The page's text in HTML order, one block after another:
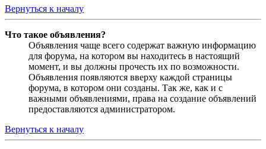
Вернуться к началу
Что такое объявления?
Объявления чаще всего содержат важную информацию
для форума, на котором вы находитесь в настоящий
момент, и вы должны прочесть их по возможности.
Объявления появляются вверху каждой страницы
форума, в котором они созданы. Так же, как и с
важными объявлениями, права на создание объявлений
предоставляются администратором.
Вернуться к началу